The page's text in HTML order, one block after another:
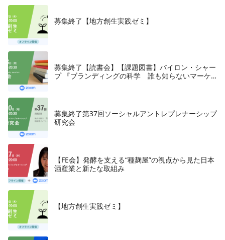
募集終了【地方創生実践ゼミ】
募集終了【読書会】【課題図書】バイロン・シャー
プ 『ブランディングの科学 誰も知らないマーケ
募集終了第37回ソーシャルアントレプレナーシップ
研究会
【FE会】発酵を支える“種麹屋”の視点から見た日本
酒産業と新たな取組み
【地方創生実践ゼミ】